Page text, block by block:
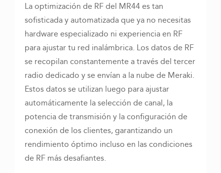
La optimización de RF del MR44 es tan
sofisticada y automatizada que ya no necesitas
hardware especializado ni experiencia en RF
para ajustar tu red inalámbrica. Los datos de RF
se recopilan constantemente a través del tercer
radio dedicado y se envían a la nube de Meraki.
Estos datos se utilizan luego para ajustar
automáticamente la selección de canal, la
potencia de transmisión y la configuración de
conexión de los clientes, garantizando un
rendimiento óptimo incluso en las condiciones
de RF más desafiantes.